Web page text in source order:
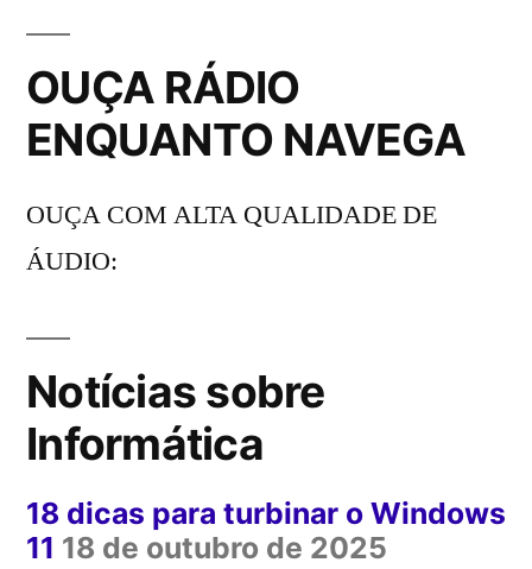
OUÇA RÁDIO
ENQUANTO NAVEGA
OUÇA COM ALTA QUALIDADE DE
ÁUDIO:
Notícias sobre
Informática
18 dicas para turbinar o Windows
11 18 de outubro de 2025